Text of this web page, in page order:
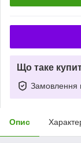
Що таке
Замовлення
Опис